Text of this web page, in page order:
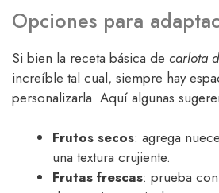
Opciones para
Si bien la receta básica de carlota
increíble tal cual, siempre hay
personalizarla. Aquí algunas
Frutos secos: agrega
una textura crujiente.
Frutas frescas: prueba